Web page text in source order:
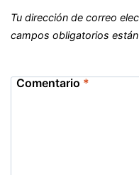
Tu dirección de correo
campos obligatorios
Comentario *